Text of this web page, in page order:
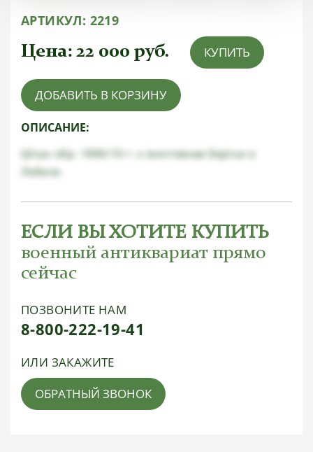
АРТИКУЛ: 2219
Цена: 22 000 руб. КУПИТЬ
ДОБАВИТЬ В КОРЗИНУ
ОПИСАНИЕ:
Штык обр. 1886/16 г. к винтовкам Бертье и
Лебеля.
ЕСЛИ ВЫ ХОТИТЕ КУПИТЬ
военный антиквариат прямо
сейчас
ПОЗВОНИТЕ НАМ
8-800-222-19-41
ИЛИ ЗАКАЖИТЕ
ОБРАТНЫЙ ЗВОНОК